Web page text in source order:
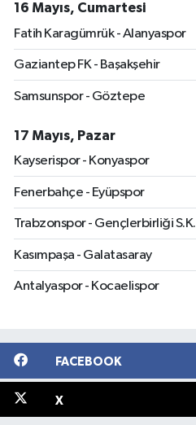
16 Mayıs, Cumartesi
Fatih Karagümrük - Alanyaspor
Gaziantep FK - Başakşehir
Samsunspor - Göztepe
17 Mayıs, Pazar
Kayserispor - Konyaspor
Fenerbahçe - Eyüpspor
Trabzonspor - Gençlerbirliği S.K.
Kasımpaşa - Galatasaray
Antalyaspor - Kocaelispor
FACEBOOK
X